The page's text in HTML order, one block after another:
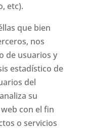
etc).
que bien
nos
de usuarios y
estadístico de
del
su
con el fin
o servicios